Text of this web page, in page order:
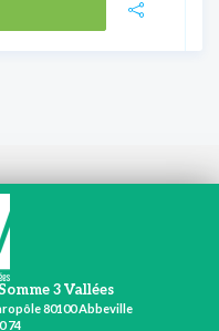
3 Vallées
80100 Abbeville
74